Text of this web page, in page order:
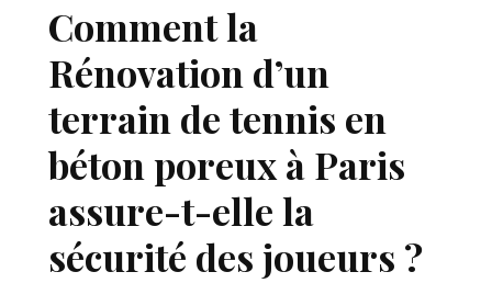
Comment la
Rénovation d’un
terrain de tennis en
béton poreux à Paris
assure-t-elle la
sécurité des joueurs ?